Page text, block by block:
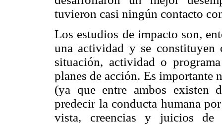
tuvieron casi ningún contacto
Los estudios de impacto son,
una actividad y se constituyen
situación, actividad o
planes de acción. Es importante
(ya que entre ambos existen
predecir la conducta humana
vista, creencias y juicios de